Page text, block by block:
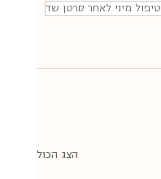
טיפול מיני לאחר סרטן שד
הצג הכול